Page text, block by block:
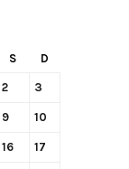
S D
2 3
9 10
16 17